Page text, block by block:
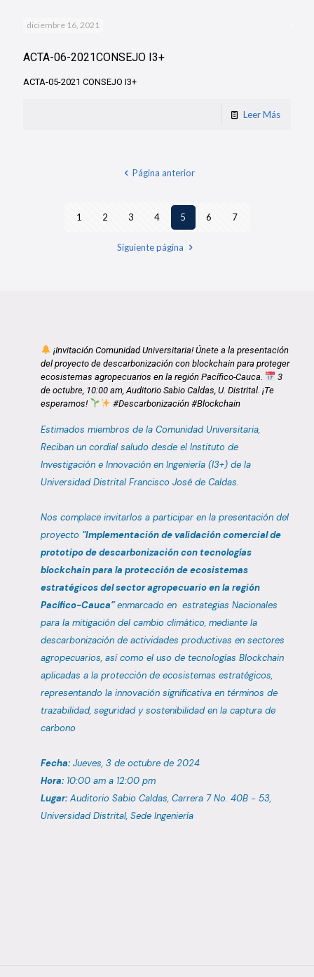
diciembre 16, 2021
ACTA-06-2021CONSEJO I3+
ACTA-05-2021 CONSEJO I3+
Leer Más
Página anterior
1 2 3 4 5 6 7
Siguiente página
¡Invitación Comunidad Universitaria! Únete a la presentación
del proyecto de descarbonización con blockchain para proteger
ecosistemas agropecuarios en la región Pacífico-Cauca.
3
de octubre, 10:00 am, Auditorio Sabio Caldas, U. Distrital. ¡Te
esperamos!
#Descarbonización #Blockchain
Estimados miembros de la Comunidad Universitaria,
Reciban un cordial saludo desde el Instituto de
Investigación e Innovación en Ingeniería (I3+) de la
Universidad Distrital Francisco José de Caldas.
Nos complace invitarlos a participar en la presentación del
proyecto "Implementación de validación comercial de
prototipo de descarbonización con tecnologías
blockchain para la protección de ecosistemas
estratégicos del sector agropecuario en la región
Pacífico-Cauca”enmarcado en estrategias Nacionales
para la mitigación del cambio climático, mediante la
descarbonización de actividades productivas en sectores
agropecuarios, así como el uso de tecnologías Blockchain
aplicadas a la protección de ecosistemas estratégicos,
representando la innovación significativa en términos de
trazabilidad, seguridad y sostenibilidad en la captura de
carbono
Fecha: Jueves, 3 de octubre de 2024
Hora: 10:00 am a 12:00 pm
Lugar: Auditorio Sabio Caldas, Carrera 7 No. 40B - 53,
Universidad Distrital, Sede Ingeniería